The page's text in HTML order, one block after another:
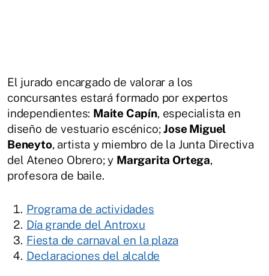
El jurado encargado de valorar a los
concursantes estará formado por expertos
independientes: Maite Capín, especialista en
diseño de vestuario escénico;Jose Miguel
Beneyto, artista y miembro de la Junta Directiva
del Ateneo Obrero; y Margarita Ortega,
profesora de baile.
Programa de actividades
Día grande del Antroxu
Fiesta de carnaval en la plaza
Declaraciones del alcalde